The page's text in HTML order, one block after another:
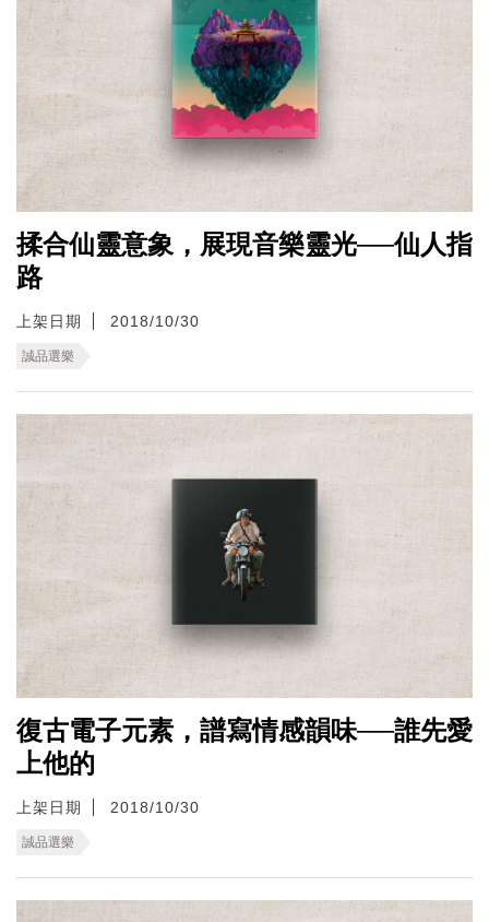
揉合仙靈意象，展現音樂靈光──仙人指
路
上架日期 2018/10/30
誠品選樂
復古電子元素，譜寫情感韻味──誰先愛
上他的
上架日期 2018/10/30
誠品選樂